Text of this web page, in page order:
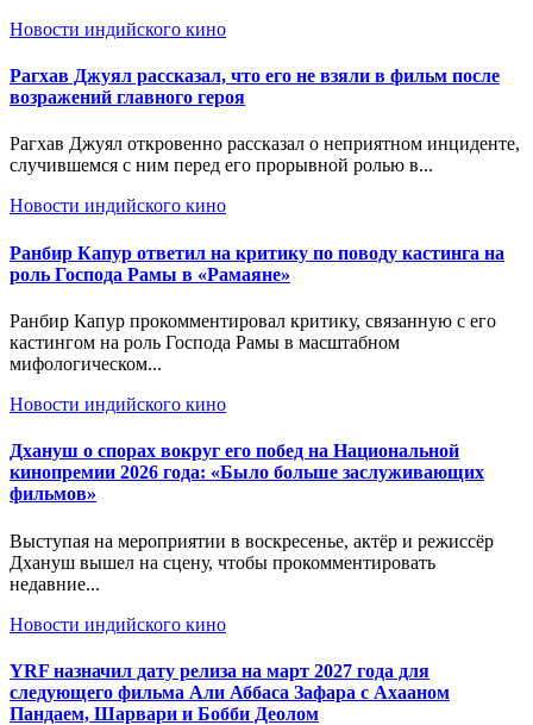
Новости индийского кино
Рагхав Джуял рассказал, что его не взяли в фильм после
возражений главного героя
Рагхав Джуял откровенно рассказал о неприятном инциденте,
случившемся с ним перед его прорывной ролью в...
Новости индийского кино
Ранбир Капур ответил на критику по поводу кастинга на
роль Господа Рамы в «Рамаяне»
Ранбир Капур прокомментировал критику, связанную с его
кастингом на роль Господа Рамы в масштабном
мифологическом...
Новости индийского кино
Дхануш о спорах вокруг его побед на Национальной
кинопремии 2026 года: «Было больше заслуживающих
фильмов»
Выступая на мероприятии в воскресенье, актёр и режиссёр
Дхануш вышел на сцену, чтобы прокомментировать
недавние...
Новости индийского кино
YRF назначил дату релиза на март 2027 года для
следующего фильма Али Аббаса Зафара с Ахааном
Пандаем, Шарвари и Бобби Деолом